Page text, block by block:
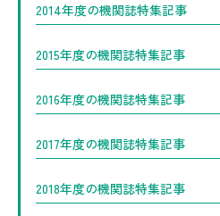
2014年度の機関誌特集記事
2015年度の機関誌特集記事
2016年度の機関誌特集記事
2017年度の機関誌特集記事
2018年度の機関誌特集記事